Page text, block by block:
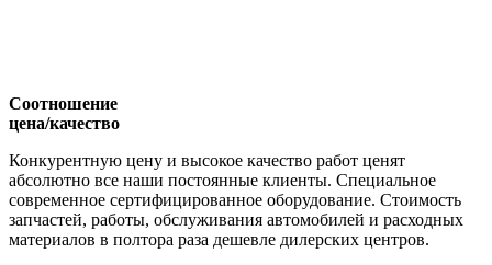
Соотношение
цена/качество
Конкурентную цену и высокое качество работ ценят
абсолютно все наши постоянные клиенты. Специальное
современное сертифицированное оборудование. Стоимость
запчастей, работы, обслуживания автомобилей и расходных
материалов в полтора раза дешевле дилерских центров.